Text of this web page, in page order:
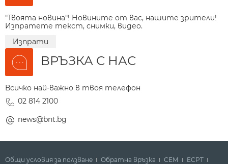
"Твоята новина"! Новините от вас, нашите зрители!
Изпратете текст, снимки, видео.
Изпрати
ВРЪЗКА С НАС
Всичко най-важно в твоя телефон
02 814 2100
news@bnt.bg
Общи условия за ползване Обратна връзка СЕМ
ECPT